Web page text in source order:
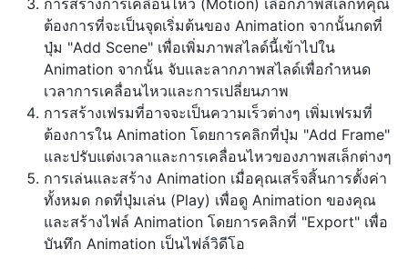
ต้องการที่จะเป็นจุดเริ่มต้นของ Animation จากนั้นกดที่
ปุ่ม "Add Scene" เพื่อเพิ่มภาพสไลด์นี้เข้าไปใน
Animation จากนั้น จับและลากภาพสไลด์เพื่อกำหนด
เวลาการเคลื่อนไหวและการเปลี่ยนภาพ
การสร้างเฟรมที่อาจจะเป็นความเร็วต่างๆ เพิ่มเฟรมที่
ต้องการใน Animation โดยการคลิกที่ปุ่ม "Add Frame"
และปรับแต่งเวลาและการเคลื่อนไหวของภาพสเล็กต่างๆ
การเล่นและสร้าง Animation เมื่อคุณเสร็จสิ้นการตั้งค่า
ทั้งหมด กดที่ปุ่มเล่น (Play) เพื่อดู Animation ของคุณ
และสร้างไฟล์ Animation โดยการคลิกที่ "Export" เพื่อ
บันทึก Animation เป็นไฟล์วิดีโอ